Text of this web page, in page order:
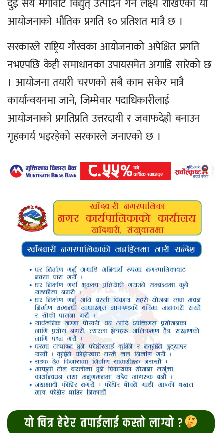
दुई सय मेगावाट विद्युत् उत्पादन गर्ने लक्ष्य राखिएको यो
आयोजनाको भौतिक प्रगति १० प्रतिशत मात्रै छ ।
सरकारले राष्ट्रिय गौरवका आयोजनाको अपेक्षित प्रगति
नभएपछि केही समाधानका उपायसमेत अगाडि सारेको छ
। आयोजना तयारी चरणको सबै काम सकेर मात्रै
कार्यान्वयनमा जाने, जिम्मेवार पदाधिकारीलाई
आयोजनाको प्रगतिप्रति उत्तरदायी र जवाफदेही बनाउन
गृहकार्य भइरहेको सरकारले जनाएको छ ।
यो चित्र हेरेर तपाईलाई कस्तो लाग्यो ?